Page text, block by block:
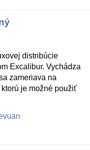
distribúcie
Excalibur. Vychádza
zameriava na
je možné použiť